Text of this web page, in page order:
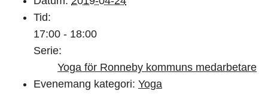
Tid:
17:00 - 18:00
Serie:
Yoga för Ronneby kommuns medarbetare
Evenemang kategori: Yoga